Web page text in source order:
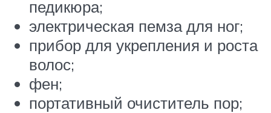
педикюра;
электрическая пемза для ног;
прибор для укрепления и роста
волос;
фен;
портативный очиститель пор;